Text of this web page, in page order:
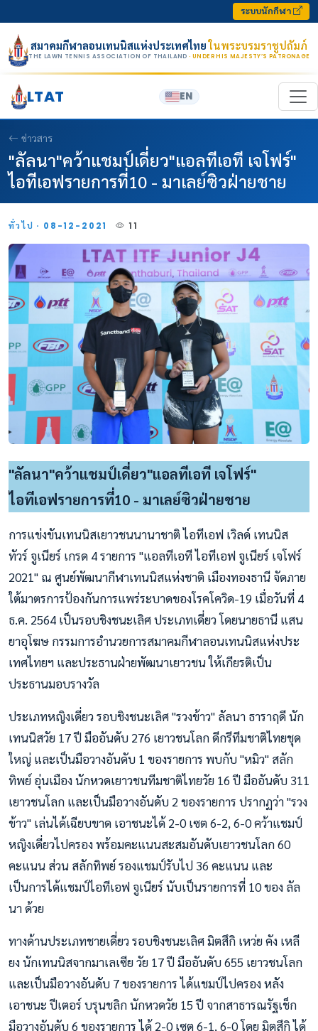
ระบบนักกีฬา
สมาคมกีฬาลอนเทนนิสแห่งประเทศไทยในพระบรมราชูปถัมภ์
THE LAWN TENNIS ASSOCIATION OF THAILAND · UNDER HIS MAJESTY’S PATRONAGE
LTAT EN
ข่าวสาร
"ลัลนา"คว้าแชมป์เดี่ยว"แอลทีเอที เจโฟร์"
ไอทีเอฟรายการที่10 - มาเลย์ซิวฝ่ายชาย
ทั่วไป · 08-12-2021 11
"ลัลนา"คว้าแชมป์เดี่ยว"แอลทีเอที เจโฟร์"
ไอทีเอฟรายการที่10 - มาเลย์ซิวฝ่ายชาย
การแข่งขันเทนนิสเยาวชนนานาชาติ ไอทีเอฟ เวิลด์ เทนนิส
ทัวร์ จูเนียร์ เกรด 4 รายการ "แอลทีเอที ไอทีเอฟ จูเนียร์ เจโฟร์
2021" ณ ศูนย์พัฒนากีฬาเทนนิสแห่งชาติ เมืองทองธานี จัดภาย
ใต้มาตรการป้องกันการแพร่ระบาดของโรคโควิด-19 เมื่อวันที่ 4
ธ.ค. 2564 เป็นรอบชิงชนะเลิศ ประเภทเดี่ยว โดยนายธานี แสน
ยาอุโฆษ กรรมการอำนวยการสมาคมกีฬาลอนเทนนิสแห่งประ
เทศไทยฯ และประธานฝ่ายพัฒนาเยาวชน ให้เกียรติเป็น
ประธานมอบรางวัล
ประเภทหญิงเดี่ยว รอบชิงชนะเลิศ "รวงข้าว" ลัลนา ธาราฤดี นัก
เทนนิสวัย 17 ปี มืออันดับ 276 เยาวชนโลก ดีกรีทีมชาติไทยชุด
ใหญ่ และเป็นมือวางอันดับ 1 ของรายการ พบกับ "หมิว" สลัก
ทิพย์ อุ่นเมือง นักหวดเยาวชนทีมชาติไทยวัย 16 ปี มืออันดับ 311
เยาวชนโลก และเป็นมือวางอันดับ 2 ของรายการ ปรากฏว่า "รวง
ข้าว" เล่นได้เฉียบขาด เอาชนะได้ 2-0 เซต 6-2, 6-0 คว้าแชมป์
หญิงเดี่ยวไปครอง พร้อมคะแนนสะสมอันดับเยาวชนโลก 60
คะแนน ส่วน สลักทิพย์ รองแชมป์รับไป 36 คะแนน และ
เป็นการได้แชมป์ไอทีเอฟ จูเนียร์ นับเป็นรายการที่ 10 ของ ลัล
นา ด้วย
ทางด้านประเภทชายเดี่ยว รอบชิงชนะเลิศ มิตสึกิ เหว่ย คัง เหลี
ยง นักเทนนิสจากมาเลเซีย วัย 17 ปี มืออันดับ 655 เยาวชนโลก
และเป็นมือวางอันดับ 7 ของรายการ ได้แชมป์ไปครอง หลัง
เอาชนะ ปีเตอร์ บรุนชลิก นักหวดวัย 15 ปี จากสาธารณรัฐเช็ก
มือวางอันดับ 6 ของรายการ ได้ 2-0 เซต 6-1, 6-0 โดย มิตสึกิ ได้